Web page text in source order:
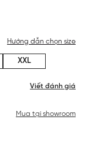
Viết đánh giá
Hướng dẫn chọn size
XXL
Mua tại showroom